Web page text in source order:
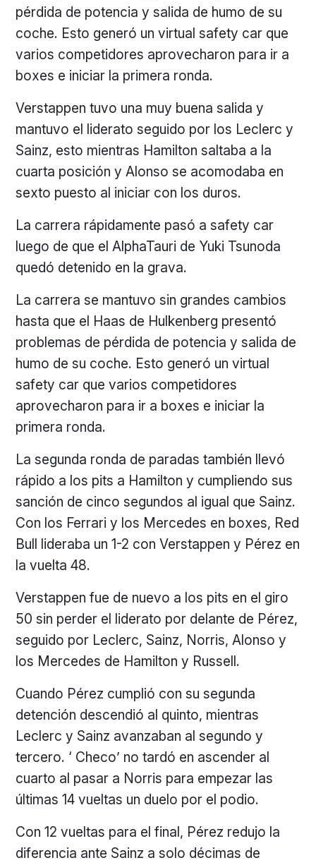
pérdida de potencia y salida de humo de su
coche. Esto generó un virtual safety car que
varios competidores aprovecharon para ir a
boxes e iniciar la primera ronda.
Verstappen tuvo una muy buena salida y
mantuvo el liderato seguido por los Leclerc y
Sainz, esto mientras Hamilton saltaba a la
cuarta posición y Alonso se acomodaba en
sexto puesto al iniciar con los duros.
La carrera rápidamente pasó a safety car
luego de que el AlphaTauri de Yuki Tsunoda
quedó detenido en la grava.
La carrera se mantuvo sin grandes cambios
hasta que el Haas de Hulkenberg presentó
problemas de pérdida de potencia y salida de
humo de su coche. Esto generó un virtual
safety car que varios competidores
aprovecharon para ir a boxes e iniciar la
primera ronda.
La segunda ronda de paradas también llevó
rápido a los pits a Hamilton y cumpliendo sus
sanción de cinco segundos al igual que Sainz.
Con los Ferrari y los Mercedes en boxes, Red
Bull lideraba un 1-2 con Verstappen y Pérez en
la vuelta 48.
Verstappen fue de nuevo a los pits en el giro
50 sin perder el liderato por delante de Pérez,
seguido por Leclerc, Sainz, Norris, Alonso y
los Mercedes de Hamilton y Russell.
Cuando Pérez cumplió con su segunda
detención descendió al quinto, mientras
Leclerc y Sainz avanzaban al segundo y
tercero. ‘ Checo’ no tardó en ascender al
cuarto al pasar a Norris para empezar las
últimas 14 vueltas un duelo por el podio.
Con 12 vueltas para el final, Pérez redujo la
diferencia ante Sainz a solo décimas de